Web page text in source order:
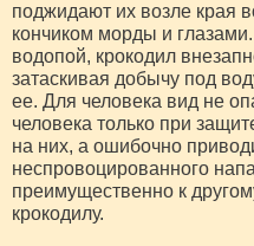
поджидают их возле края
кончиком морды и
водопой, крокодил
затаскивая добычу под
ее. Для человека вид не
человека только при
на них, а ошибочно
неспровоцированного
преимущественно к
крокодилу.